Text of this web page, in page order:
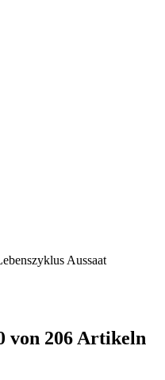
Aussaat
von 206 Artikeln